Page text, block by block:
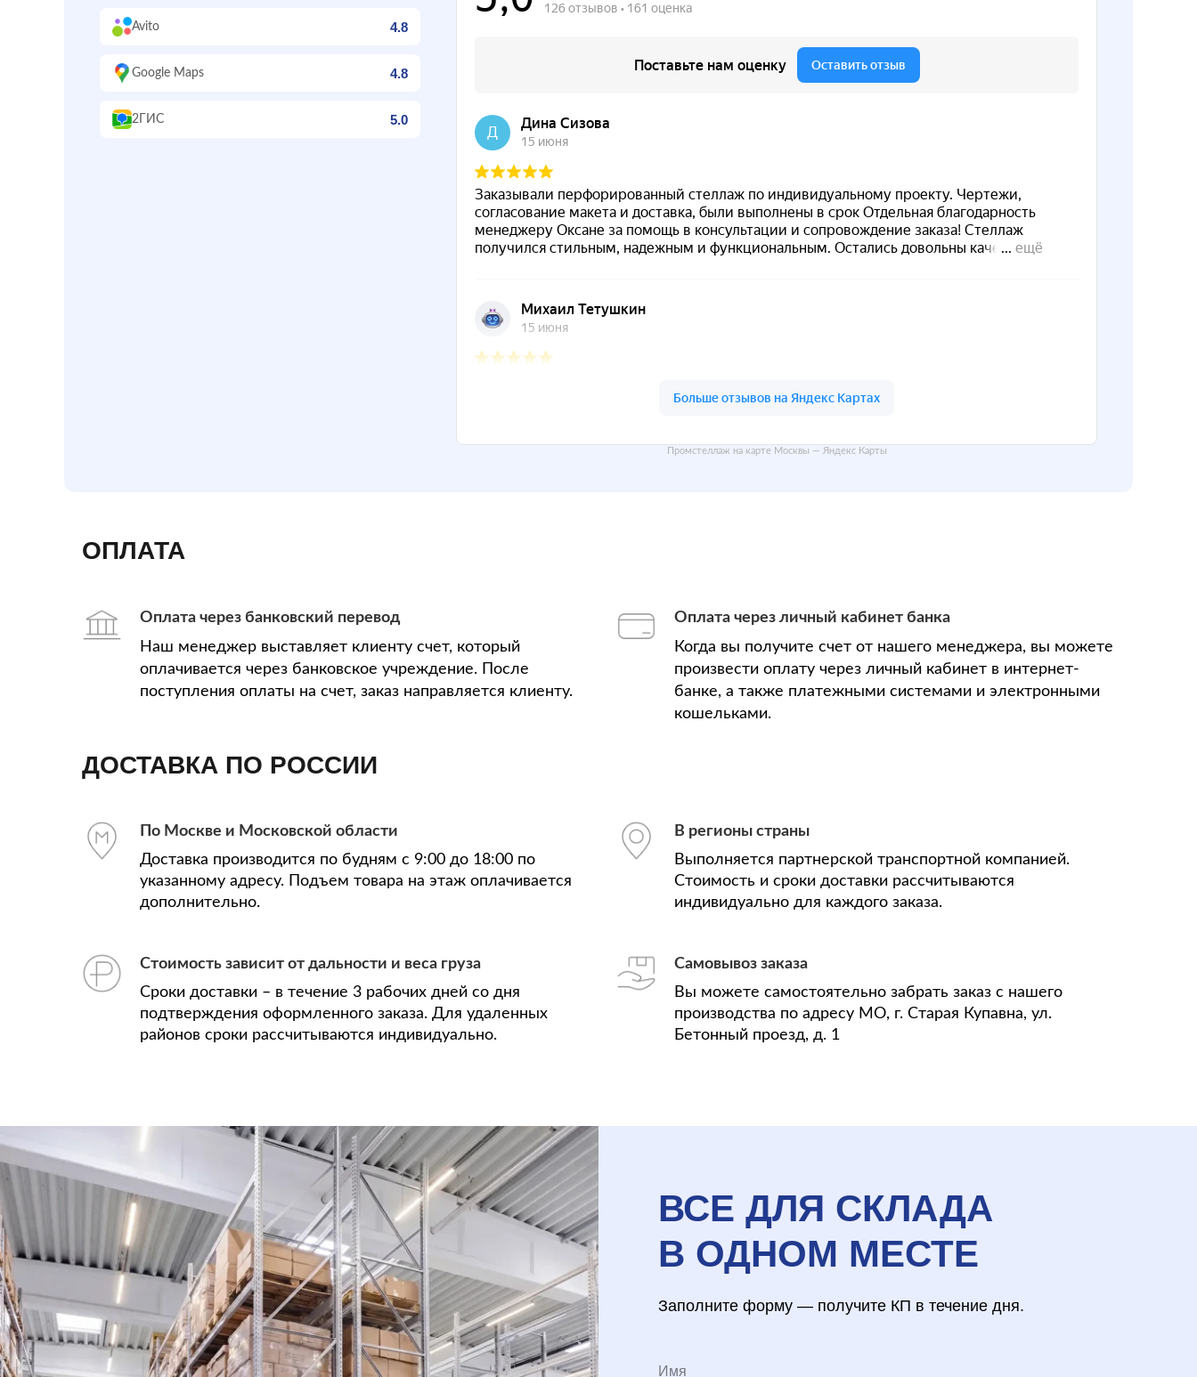
Avito 4.8
Google Maps 4.8
2ГИС 5.0
Промстеллаж на карте Москвы — Яндекс Карты
ОПЛАТА
Оплата через банковский перевод
Наш менеджер выставляет клиенту счет, который
оплачивается через банковское учреждение. После
поступления оплаты на счет, заказ направляется клиенту.
Оплата через личный кабинет банка
Когда вы получите счет от нашего менеджера, вы можете
произвести оплату через личный кабинет в интернет-
банке, а также платежными системами и электронными
кошельками.
ДОСТАВКА ПО РОССИИ
По Москве и Московской области
Доставка производится по будням с 9:00 до 18:00 по
указанному адресу. Подъем товара на этаж оплачивается
дополнительно.
В регионы страны
Выполняется партнерской транспортной компанией.
Стоимость и сроки доставки рассчитываются
индивидуально для каждого заказа.
Стоимость зависит от дальности и веса груза
Сроки доставки – в течение 3 рабочих дней со дня
подтверждения оформленного заказа. Для удаленных
районов сроки рассчитываются индивидуально.
Самовывоз заказа
Вы можете самостоятельно забрать заказ с нашего
производства по адресу МО, г. Старая Купавна, ул.
Бетонный проезд, д. 1
ВСЕ ДЛЯ СКЛАДА
В ОДНОМ МЕСТЕ
Заполните форму — получите КП в течение дня.